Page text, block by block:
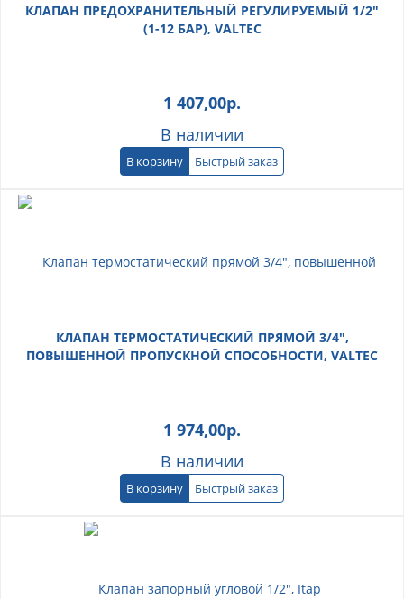
КЛАПАН ПРЕДОХРАНИТЕЛЬНЫЙ РЕГУЛИРУЕМЫЙ 1/2"
(1-12 БАР), VALTEC
1 407,00р.
В наличии
В корзину Быстрый заказ
КЛАПАН ТЕРМОСТАТИЧЕСКИЙ ПРЯМОЙ 3/4",
ПОВЫШЕННОЙ ПРОПУСКНОЙ СПОСОБНОСТИ, VALTEC
1 974,00р.
В наличии
В корзину Быстрый заказ